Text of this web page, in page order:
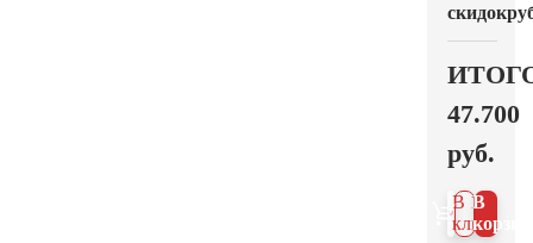
скидок
47.700
руб.
В
В 1
клик